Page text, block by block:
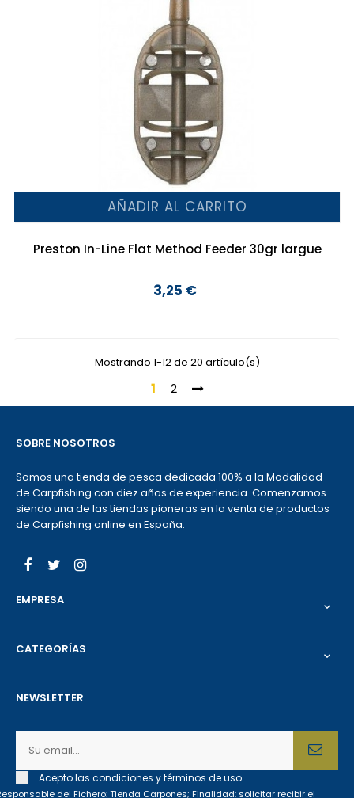
AÑADIR AL CARRITO
Preston In-Line Flat Method Feeder 30gr largue
Precio
3,25 €
Mostrando 1-12 de 20 artículo(s)
1 2
SOBRE NOSOTROS
Somos una tienda de pesca dedicada 100% a la Modalidad
de Carpfishing con diez años de experiencia. Comenzamos
siendo una de las tiendas pioneras en la venta de productos
de Carpfishing online en España.
Facebook
Twitter
EMPRESA 
CATEGORÍAS 
NEWSLETTER
Acepto las condiciones y términos de uso
del Fichero: Tienda Carpones; Finalidad: solicitar recibir el